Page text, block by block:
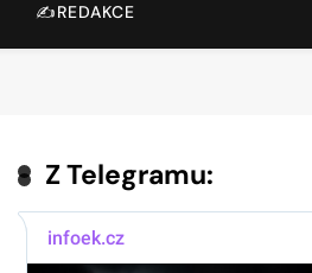
✍️REDAKCE
Z Telegramu: